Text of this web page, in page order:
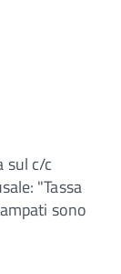
sul c/c
"Tassa
sono